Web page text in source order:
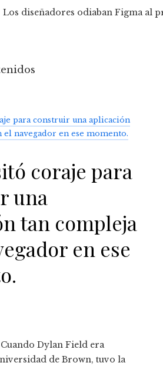
para construir una aplicación
el navegador en ese momento.
coraje para
una
tan compleja
en ese
Cuando Dylan Field era
de Brown, tuvo la